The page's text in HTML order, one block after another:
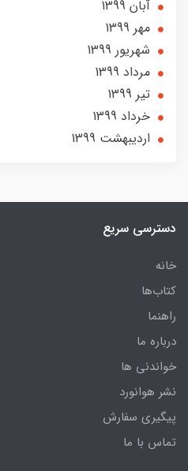
آبان 1399
مهر 1399
شهریور 1399
مرداد 1399
تير 1399
خرداد 1399
ارديبهشت 1399
دسترسی سریع
خانه
کتاب‌ها
راهنما
درباره ما
خواندنی ها
نشر هوانورد
پیگیری سفارش
تماس با ما